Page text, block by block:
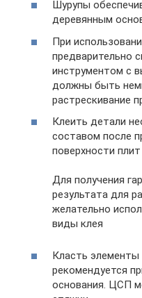
Шурупы
деревянным
При
предварительно
инструментом с
должны быть
растрескивание
Клеить детали
составом после
поверхности
Для получения
результата для
желательно
виды клея
Класть элементы
рекомендуется
основания. ЦСП